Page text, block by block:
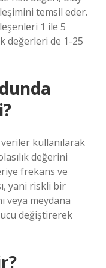
temsil eder.
1 ile 5
değerleri de 1-25
kullanılarak
değerini
frekans ve
yani riskli bir
veya meydana
değiştirerek